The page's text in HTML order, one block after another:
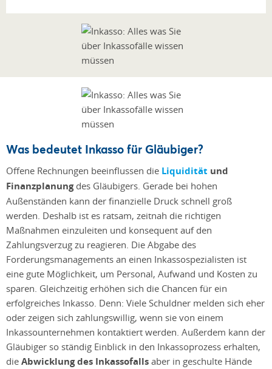
Was bedeutet Inkasso für Gläubiger?
Offene Rechnungen beeinflussen die Liquidität und
Finanzplanungdes Gläubigers. Gerade bei hohen
Außenständen kann der finanzielle Druck schnell groß
werden. Deshalb ist es ratsam, zeitnah die richtigen
Maßnahmen einzuleiten und konsequent auf den
Zahlungsverzug zu reagieren. Die Abgabe des
Forderungsmanagements an einen Inkassospezialisten ist
eine gute Möglichkeit, um Personal, Aufwand und Kosten zu
sparen. Gleichzeitig erhöhen sich die Chancen für ein
erfolgreiches Inkasso. Denn: Viele Schuldner melden sich eher
oder zeigen sich zahlungswillig, wenn sie von einem
Inkassounternehmen kontaktiert werden. Außerdem kann der
Gläubiger so ständig Einblick in den Inkassoprozess erhalten,
die Abwicklung des Inkassofalls aber in geschulte Hände